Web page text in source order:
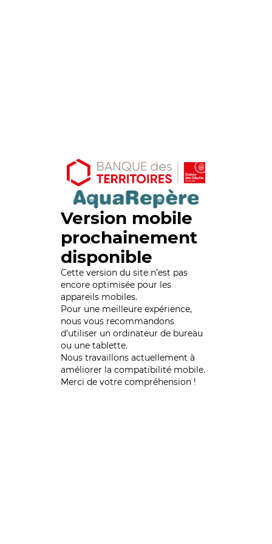
Version mobile
prochainement
disponible
Cette version du site n’est pas
encore optimisée pour les
appareils mobiles.
Pour une meilleure expérience,
nous vous recommandons
d'utiliser un ordinateur de bureau
ou une tablette.
Nous travaillons actuellement à
améliorer la compatibilité mobile.
Merci de votre compréhension !